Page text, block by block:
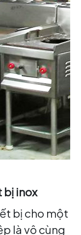
bị inox
bị cho một
là vô cùng